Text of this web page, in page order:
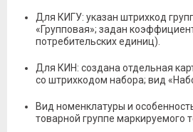
Для КИГУ: указан штрихкод
«Групповая»; задан
потребительских единиц).
Для КИН: создана отдельная
со штрихкодом набора; вид
Вид номенклатуры и
товарной группе маркируемого